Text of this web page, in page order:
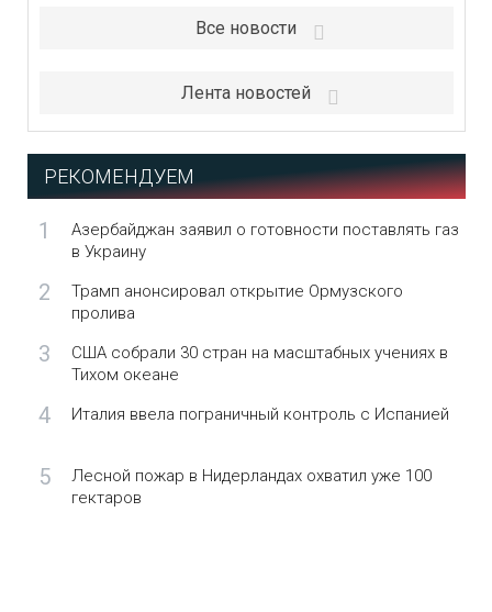
Все новости
Лента новостей
РЕКОМЕНДУЕМ
1
Азербайджан заявил о готовности поставлять газ
в Украину
2
Трамп анонсировал открытие Ормузского
пролива
3
США собрали 30 стран на масштабных учениях в
Тихом океане
4 Италия ввела пограничный контроль с Испанией
5
Лесной пожар в Нидерландах охватил уже 100
гектаров